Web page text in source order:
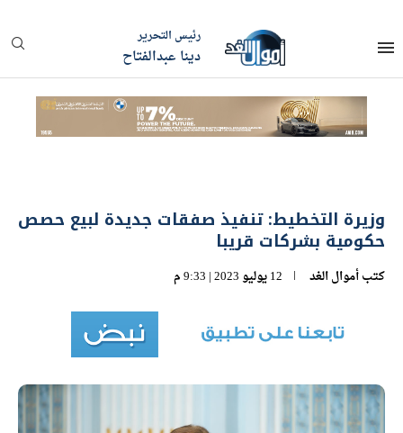
رئيس التحرير
دينا عبدالفتاح
وزيرة التخطيط: تنفيذ صفقات جديدة لبيع حصص
حكومية بشركات قريبا
كتبأموال الغد 12 يوليو 2023 | 9:33 م